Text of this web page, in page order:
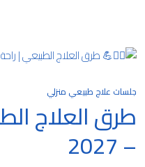
جلسات علاج طبيعي منزلي
– 2027